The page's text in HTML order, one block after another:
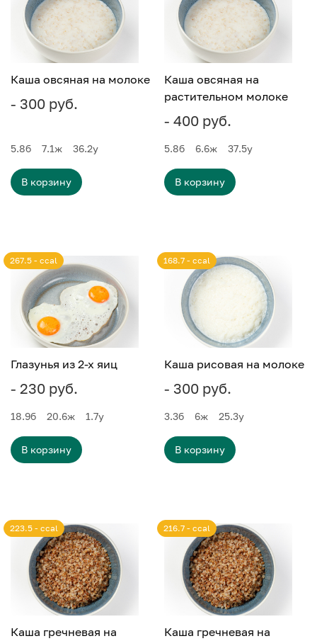
Каша овсяная на молоке
- 300 руб.
5.8б 7.1ж 36.2у
В корзину
Каша овсяная на
растительном молоке
- 400 руб.
5.8б 6.6ж 37.5у
В корзину
Глазунья из 2-х яиц
- 230 руб.
267.5 - ccal
18.9б 20.6ж 1.7у
В корзину
Каша рисовая на молоке
- 300 руб.
168.7 - ccal
3.3б 6ж 25.3у
В корзину
Каша гречневая на
223.5 - ccal
Каша гречневая на
216.7 - ccal